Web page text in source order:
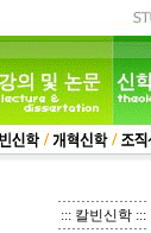
::: 칼빈신학 :::